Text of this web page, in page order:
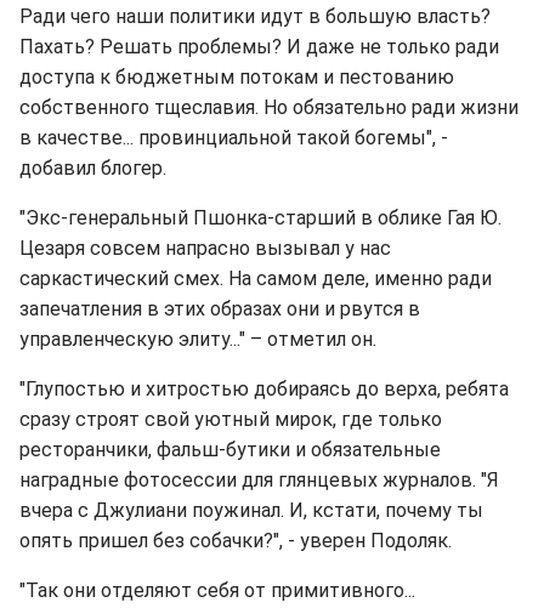
Ради чего наши политики идут в большую власть?
Пахать? Решать проблемы? И даже не только ради
доступа к бюджетным потокам и пестованию
собственного тщеславия. Но обязательно ради жизни
в качестве... провинциальной такой богемы", -
добавил блогер.
"Экс-генеральный Пшонка-старший в облике Гая Ю.
Цезаря совсем напрасно вызывал у нас
саркастический смех. На самом деле, именно ради
запечатления в этих образах они и рвутся в
управленческую элиту..." – отметил он.
"Глупостью и хитростью добираясь до верха, ребята
сразу строят свой уютный мирок, где только
ресторанчики, фальш-бутики и обязательные
наградные фотосессии для глянцевых журналов. "Я
вчера с Джулиани поужинал. И, кстати, почему ты
опять пришел без собачки?", - уверен Подоляк.
"Так они отделяют себя от примитивного...